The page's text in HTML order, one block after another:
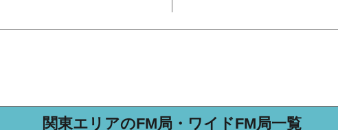
関東エリアのFM局・ワイドFM局一覧